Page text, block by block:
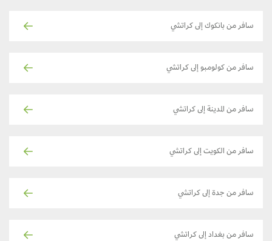
سافر من بانكوك إلى كراتشي
سافر من كولومبو إلى كراتشي
سافر من المدينة إلى كراتشي
سافر من الكويت إلى كراتشي
سافر من جدة إلى كراتشي
سافر من بغداد إلى كراتشي